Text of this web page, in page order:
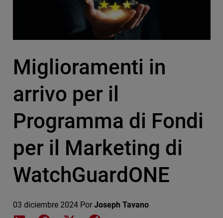
Miglioramenti in
arrivo per il
Programma di Fondi
per il Marketing di
WatchGuardONE
03 diciembre 2024 Por Joseph Tavano